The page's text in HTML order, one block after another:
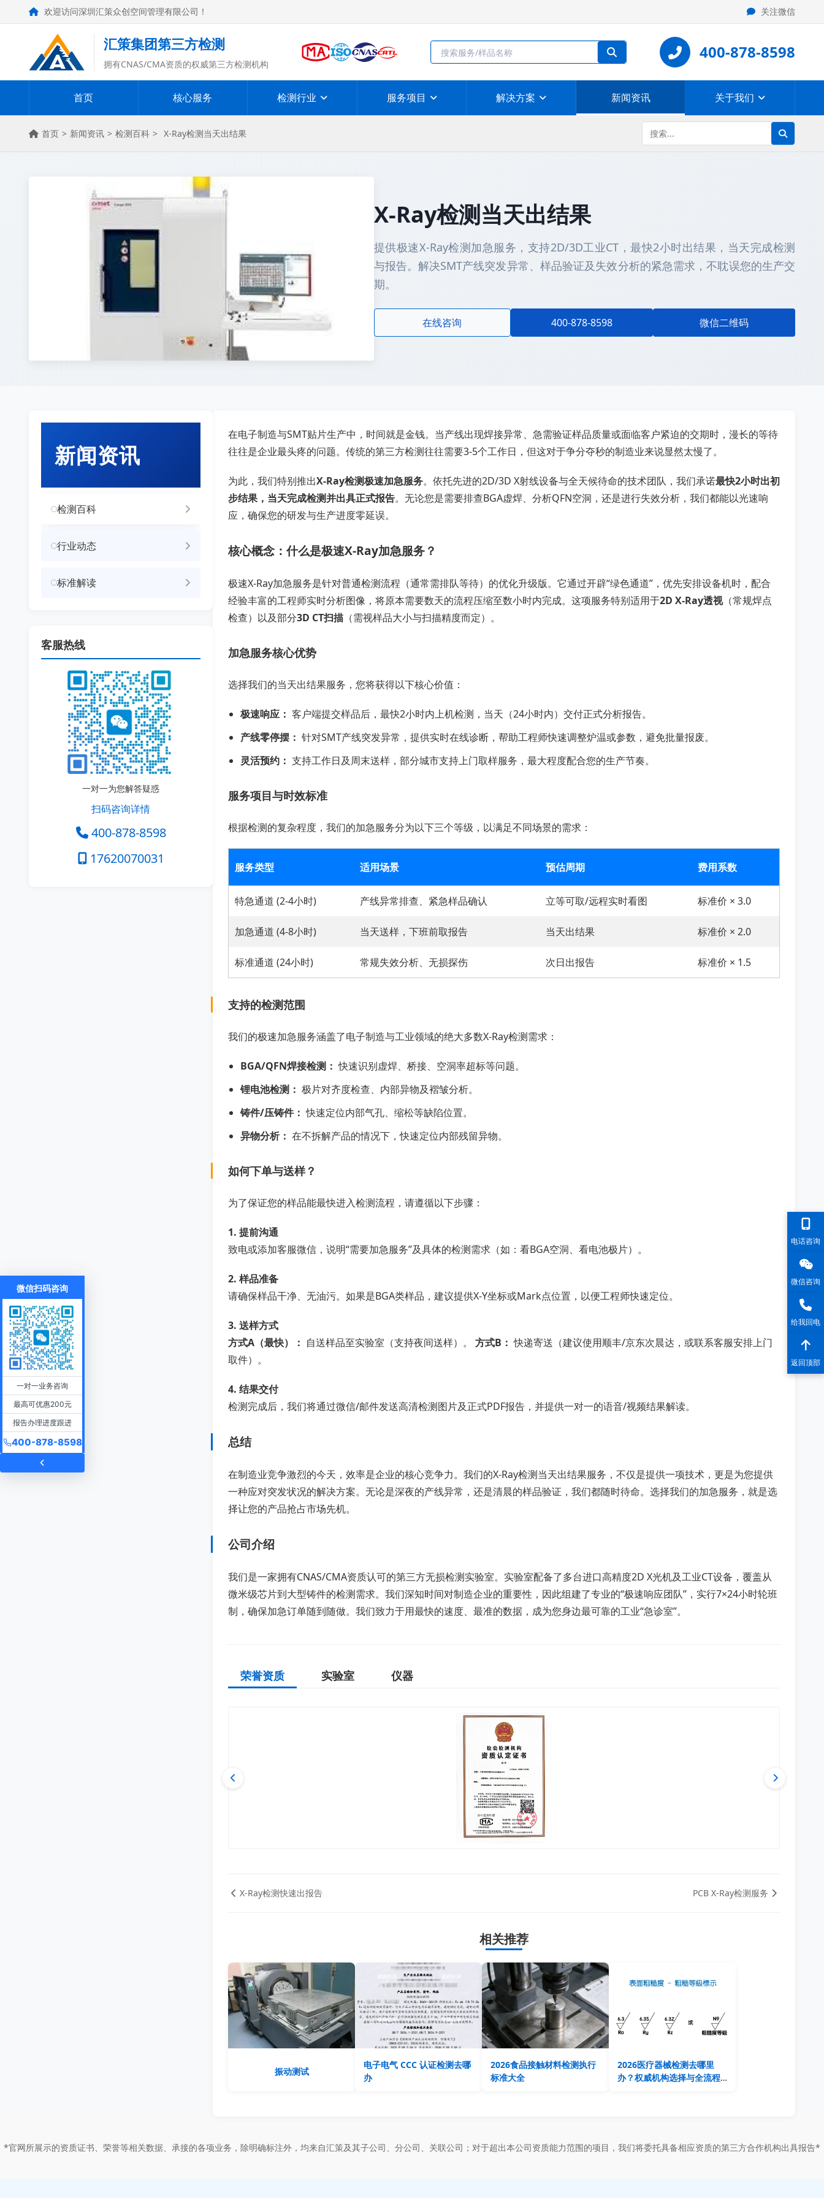
欢迎访问深圳汇策众创空间管理有限公司！ 关注微信
汇策集团第三方检测
拥有CNAS/CMA资质的权威第三方检测机构
400-878-8598
首页 核心服务 检测行业 服务项目 解决方案 新闻资讯 关于我们
首页 > 新闻资讯 > 检测百科 > X-Ray检测当天出结果
X-Ray检测当天出结果
提供极速X-Ray检测加急服务，支持2D/3D工业CT，最快2小时出结果，当天完成检测
与报告。解决SMT产线突发异常、样品验证及失效分析的紧急需求，不耽误您的生产交
期。
在线咨询 400-878-8598 微信二维码
在电子制造与SMT贴片生产中，时间就是金钱。当产线出现焊接异常、急需验证样品质量或面临客户紧迫的交期时，漫长的等待
往往是企业最头疼的问题。传统的第三方检测往往需要3-5个工作日，但这对于争分夺秒的制造业来说显然太慢了。
为此，我们特别推出X-Ray检测极速加急服务。依托先进的2D/3D X射线设备与全天候待命的技术团队，我们承诺最快2小时出初
步结果，当天完成检测并出具正式报告。无论您是需要排查BGA虚焊、分析QFN空洞，还是进行失效分析，我们都能以光速响
应，确保您的研发与生产进度零延误。
核心概念：什么是极速X-Ray加急服务？
极速X-Ray加急服务是针对普通检测流程（通常需排队等待）的优化升级版。它通过开辟“绿色通道”，优先安排设备机时，配合
经验丰富的工程师实时分析图像，将原本需要数天的流程压缩至数小时内完成。这项服务特别适用于2D X-Ray透视（常规焊点
检查）以及部分3D CT扫描 （需视样品大小与扫描精度而定）。
加急服务核心优势
选择我们的当天出结果服务，您将获得以下核心价值：
极速响应： 客户端提交样品后，最快2小时内上机检测，当天（24小时内）交付正式分析报告。
产线零停摆： 针对SMT产线突发异常，提供实时在线诊断，帮助工程师快速调整炉温或参数，避免批量报废。
灵活预约： 支持工作日及周末送样，部分城市支持上门取样服务，最大程度配合您的生产节奏。
服务项目与时效标准
根据检测的复杂程度，我们的加急服务分为以下三个等级，以满足不同场景的需求：
服务类型 适用场景 预估周期 费用系数
特急通道 (2-4小时) 产线异常排查、紧急样品确认 立等可取/远程实时看图 标准价 × 3.0
加急通道 (4-8小时) 当天送样，下班前取报告 当天出结果 标准价 × 2.0
标准通道 (24小时) 常规失效分析、无损探伤 次日出报告 标准价 × 1.5
支持的检测范围
我们的极速加急服务涵盖了电子制造与工业领域的绝大多数X-Ray检测需求：
BGA/QFN焊接检测： 快速识别虚焊、桥接、空洞率超标等问题。
锂电池检测： 极片对齐度检查、内部异物及褶皱分析。
铸件/压铸件： 快速定位内部气孔、缩松等缺陷位置。
异物分析： 在不拆解产品的情况下，快速定位内部残留异物。
如何下单与送样？
为了保证您的样品能最快进入检测流程，请遵循以下步骤：
1. 提前沟通
致电或添加客服微信，说明“需要加急服务”及具体的检测需求（如：看BGA空洞、看电池极片）。
2. 样品准备
请确保样品干净、无油污。如果是BGA类样品，建议提供X-Y坐标或Mark点位置，以便工程师快速定位。
3. 送样方式
方式A（最快）： 自送样品至实验室（支持夜间送样）。 方式B： 快递寄送（建议使用顺丰/京东次晨达，或联系客服安排上门
取件）。
4. 结果交付
检测完成后，我们将通过微信/邮件发送高清检测图片及正式PDF报告，并提供一对一的语音/视频结果解读。
总结
在制造业竞争激烈的今天，效率是企业的核心竞争力。我们的X-Ray检测当天出结果服务，不仅是提供一项技术，更是为您提供
一种应对突发状况的解决方案。无论是深夜的产线异常，还是清晨的样品验证，我们都随时待命。选择我们的加急服务，就是选
择让您的产品抢占市场先机。
公司介绍
我们是一家拥有CNAS/CMA资质认可的第三方无损检测实验室。实验室配备了多台进口高精度2D X光机及工业CT设备，覆盖从
微米级芯片到大型铸件的检测需求。我们深知时间对制造企业的重要性，因此组建了专业的“极速响应团队”，实行7×24小时轮班
制，确保加急订单随到随做。我们致力于用最快的速度、最准的数据，成为您身边最可靠的工业“急诊室”。
荣誉资质 实验室 仪器
X-Ray检测快速出报告 PCB X-Ray检测服务
相关推荐
振动测试
电子电气 CCC 认证检测去哪
办
2026食品接触材料检测执行
标准大全
2026医疗器械检测去哪里
办？权威机构选择与全流程
新闻资讯
检测百科
行业动态
标准解读
客服热线
一对一为您解答疑惑
扫码咨询详情
400-878-8598
17620070031
*官网所展示的资质证书、荣誉等相关数据、承接的各项业务，除明确标注外，均来自汇策及其子公司、分公司、关联公司；对于超出本公司资质能力范围的项目，我们将委托具备相应资质的第三方合作机构出具报告*
电话咨询
微信咨询
给我回电
返回顶部
微信扫码咨询
一对一业务咨询
最高可优惠200元
报告办理进度跟进
400-878-8598